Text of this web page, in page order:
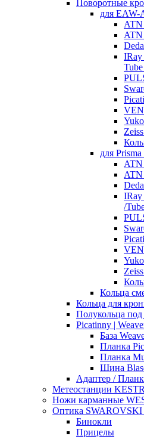
Поворотные
для EAW-
ATN
IRay
для
ATN
IRay
/
Кольца
Кольца для
Полукольца под
Picatinny |
База
Планка
Планка
Шина
Адаптер /
Метеостанции
Ножи карманные
Оптика SWAROVSKI
Бинокли
Прицелы